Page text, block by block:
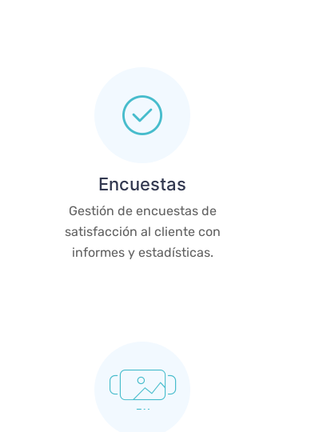
Encuestas
Gestión de encuestas de
satisfacción al cliente con
informes y estadísticas.